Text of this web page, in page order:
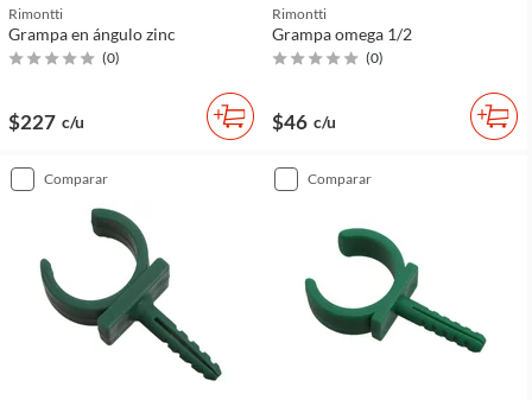
Rimontti
Grampa en ángulo zinc
(0)
$227 c/u
Rimontti
Grampa omega 1/2
(0)
$46 c/u
comparar comparar